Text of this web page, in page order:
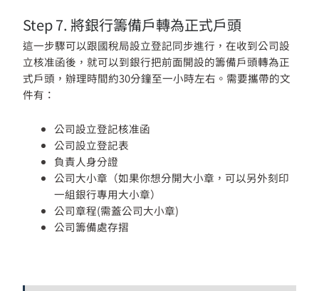
Step 7. 將銀行籌備戶轉為正式戶頭
這一步驟可以跟國稅局設立登記同步進行，在收到公司設
立核准函後，就可以到銀行把前面開設的籌備戶頭轉為正
式戶頭，辦理時間約30分鐘至一小時左右。需要攜帶的文
件有：
公司設立登記核准函
公司設立登記表
負責人身分證
公司大小章（如果你想分開大小章，可以另外刻印
一組銀行專用大小章）
公司章程(需蓋公司大小章)
公司籌備處存摺